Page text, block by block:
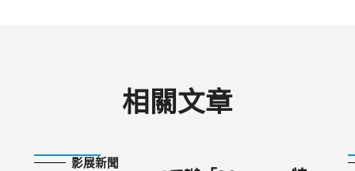
相關文章
影展新聞